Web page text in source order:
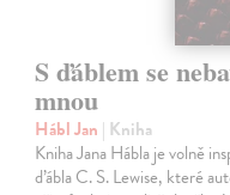
S ďáblem se
mnou
Hábl Jan | Kniha
Kniha Jana Hábla je volně
ďábla C. S. Lewise, které